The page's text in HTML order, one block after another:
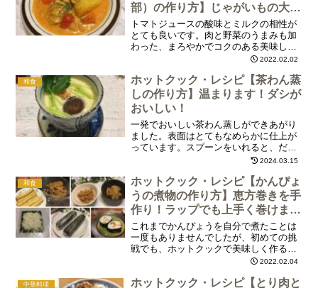
部）の作り方】じゃがいもの大き
さだけ注意します。
トマトジュースの酸味とミルクの相性が
とても良いです。肉と野菜のうまみも加
わった、まろやかでコクのある美味しい
クリームシチューを堪能しました。作り
とほぼ同じなのですが、「水」の代わり
に「トマトジュース」を使い、仕上げに
プチトマトを入れるだけで、まったく違
った美味しいシチューになって驚きで
す！
2022.02.02
和食
ホットクック・レシピ【茶わん蒸
しの作り方】温まります！ダシが
おいしい！
一発でおいしい茶わん蒸しができあがり
ました。表面はとてもなめらかに仕上が
っています。スプーンをいれると、だし
汁があふれだし、蒸しあがったえびや鶏
が口いっぱいに！ポカポカに温まるおす
すめの一品です。
2024.03.15
和食
ホットクック・レシピ【かんぴょ
うの煮物の作り方】恵方巻きを手
作り！ラップでも上手く巻けまし
た！
これまでかんぴょうを自分で煮たことは
一度もありませんでしたが、初めての挑
戦でも、ホットクックで美味しく作るこ
とができました！しょうゆベースのダシ
んぴょうの煮物が簡単に出来上がりま
2022.02.04
中華料理
ホットクック・レシピ【とり肉と